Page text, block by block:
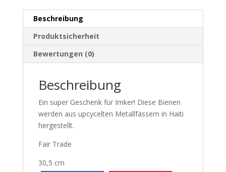
Beschreibung
Produktsicherheit
Bewertungen (0)
Beschreibung
Ein super Geschenk für Imker! Diese Bienen
werden aus upcycelten Metallfässern in Haiti
hergestellt.
Fair Trade
30,5 cm